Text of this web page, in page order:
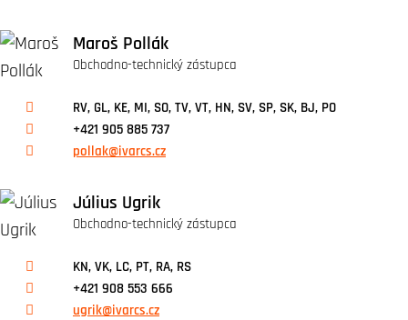
Maroš Pollák
Obchodno-technický zástupca
RV, GL, KE, MI, SO, TV, VT, HN, SV, SP, SK, BJ, PO
+421 905 885 737
pollak@ivarcs.cz
Július Ugrik
Obchodno-technický zástupca
KN, VK, LC, PT, RA, RS
+421 908 553 666
ugrik@ivarcs.cz